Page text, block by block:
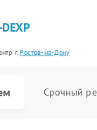
г.Ростов-на-Дону
Срочный